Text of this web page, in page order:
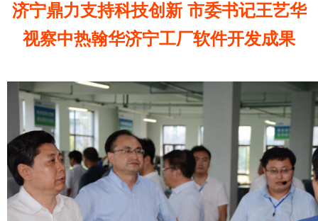
济宁鼎力支持科技创新 市委书记王艺华
视察中热翰华济宁工厂软件开发成果